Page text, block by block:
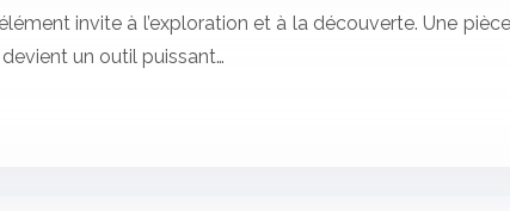
invite à l’exploration et à la découverte. Une
un outil puissant…